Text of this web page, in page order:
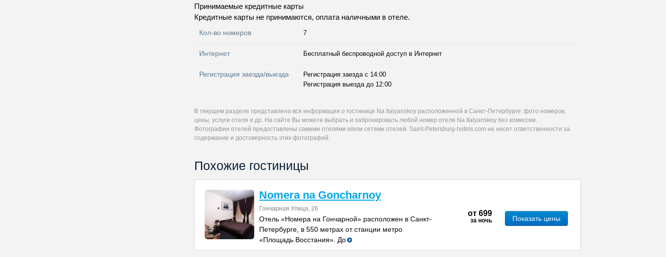
Принимаемые кредитные карты
Кредитные карты не принимаются, оплата наличными в отеле.
Кол-во номеров 7
Интернет Бесплатный беспроводной доступ в Интернет
Регистрация заезда/выезда
Регистрация заезда с 14:00
Регистрация выезда до 12:00
В текущем разделе представлена вся информация о гостинице Na Italyanskoy расположенной в Санкт-Петербурге: фото номеров,
цены, услуги отеля и др. На сайте Вы можете выбрать и забронировать любой номер отеля Na Italyanskoy без комиссии.
Фотографии отелей предоставлены самими отелями и/или сетями отелей. Saint-Petersburg-hotels.com не несет ответственности за
содержание и достоверность этих фотографий.
Похожие гостиницы
Nomera na Goncharnoy
Гончарная Улица, 26
Отель «Номера на Гончарной» расположен в Санкт-
Петербурге, в 550 метрах от станции метро
«Площадь Восстания». До
от 699
за ночь Показать цены